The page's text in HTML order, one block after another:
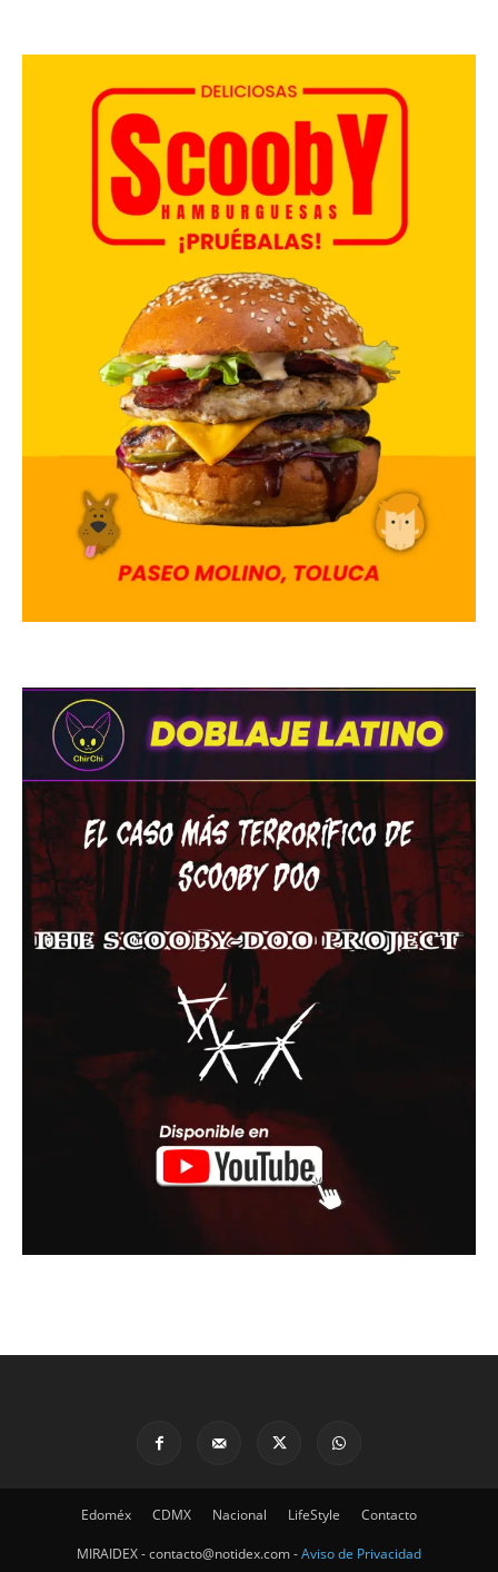
Edoméx CDMX Nacional LifeStyle Contacto
MIRAIDEX - contacto@notidex.com -Aviso de Privacidad